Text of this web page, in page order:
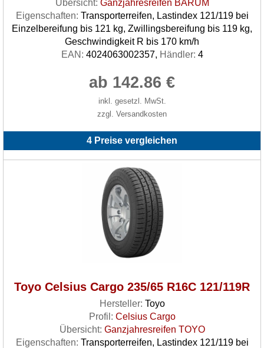
Übersicht: Ganzjahresreifen BARUM
Eigenschaften: Transporterreifen, Lastindex 121/119 bei
Einzelbereifung bis 121 kg, Zwillingsbereifung bis 119 kg,
Geschwindigkeit R bis 170 km/h
EAN: 4024063002357, Händler: 4
ab 142.86 €
inkl. gesetzl. MwSt.
zzgl. Versandkosten
4 Preise vergleichen
Toyo Celsius Cargo 235/65 R16C 121/119R
Hersteller: Toyo
Profil: Celsius Cargo
Übersicht: Ganzjahresreifen TOYO
Eigenschaften: Transporterreifen, Lastindex 121/119 bei